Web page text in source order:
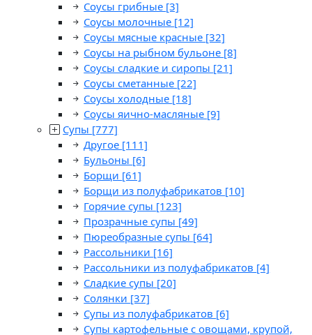
Соусы грибные [3]
Соусы молочные [12]
Соусы мясные красные [32]
Соусы на рыбном бульоне [8]
Соусы сладкие и сиропы [21]
Соусы сметанные [22]
Соусы холодные [18]
Соусы яично-масляные [9]
Супы [777]
Другое [111]
Бульоны [6]
Борщи [61]
Борщи из полуфабрикатов [10]
Горячие супы [123]
Прозрачные супы [49]
Пюреобразные супы [64]
Рассольники [16]
Рассольники из полуфабрикатов [4]
Сладкие супы [20]
Солянки [37]
Супы из полуфабрикатов [6]
Супы картофельные с овощами, крупой,